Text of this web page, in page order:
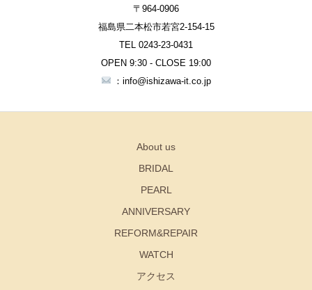
〒964-0906
福島県二本松市若宮2-154-15
TEL 0243-23-0431
OPEN 9:30 - CLOSE 19:00
：info@ishizawa-it.co.jp
About us
BRIDAL
PEARL
ANNIVERSARY
REFORM&REPAIR
WATCH
アクセス